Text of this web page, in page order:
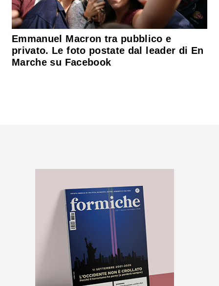
Emmanuel Macron tra pubblico e
privato. Le foto postate dal leader di En
Marche su Facebook